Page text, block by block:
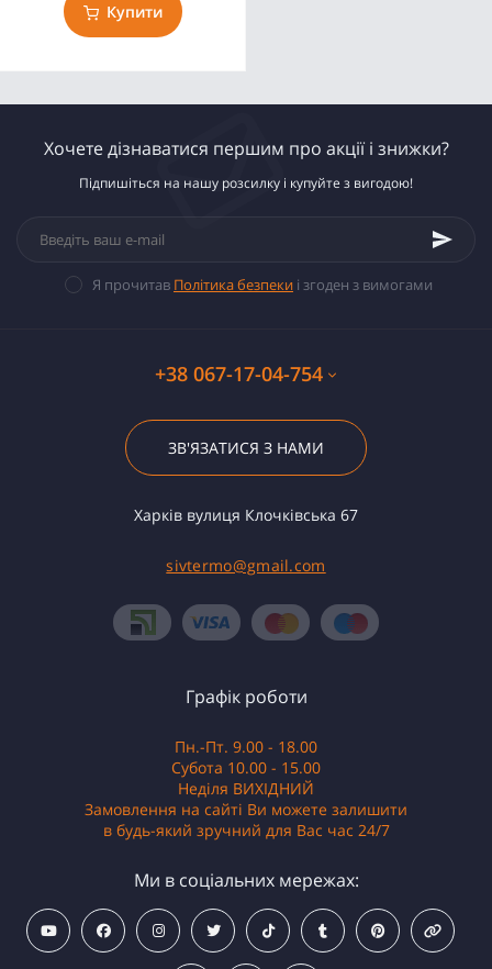
Купити
Хочете дізнаватися першим про акції і знижки?
Підпишіться на нашу розсилку і купуйте з вигодою!
Я прочитав Політика безпеки і згоден з вимогами
+38 067-17-04-754
ЗВ'ЯЗАТИСЯ З НАМИ
Харків вулиця Клочківська 67
sivtermo@gmail.com
Графік роботи
Пн.-Пт. 9.00 - 18.00
Субота 10.00 - 15.00
Неділя ВИХІДНИЙ
Замовлення на сайті Ви можете залишити
в будь-який зручний для Вас час 24/7
Ми в соціальних мережах: